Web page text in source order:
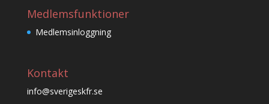
Medlemsfunktioner
Medlemsinloggning
Kontakt
info@sverigeskfr.se